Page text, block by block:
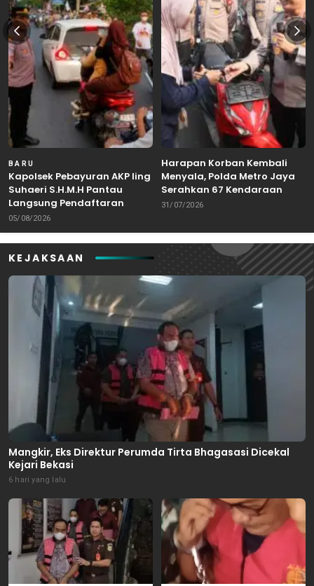
BARU
Kapolsek Pebayuran AKP Iing
Suhaeri S.H.M.H Pantau
Langsung Pendaftaran
Bakal Calon Kepala Desa di
05/08/2026
Harapan Korban Kembali
Menyala, Polda Metro Jaya
Serahkan 67 Kendaraan
Curian
31/07/2026
KEJAKSAAN
Mangkir, Eks Direktur Perumda Tirta Bhagasasi Dicekal
Kejari Bekasi
6 hari yang lalu